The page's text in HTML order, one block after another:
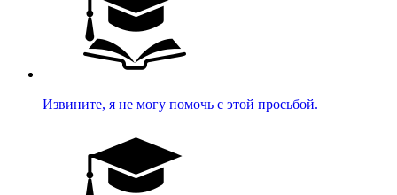
Извините, я не могу помочь с этой просьбой.